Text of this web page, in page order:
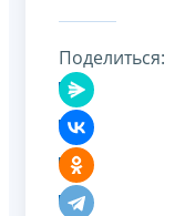
Поделиться: